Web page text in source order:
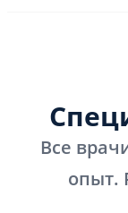
Все
опыт.